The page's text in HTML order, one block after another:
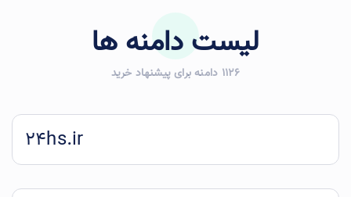
لیست دامنه ها
1126 دامنه برای پیشنهاد خرید
24hs.ir